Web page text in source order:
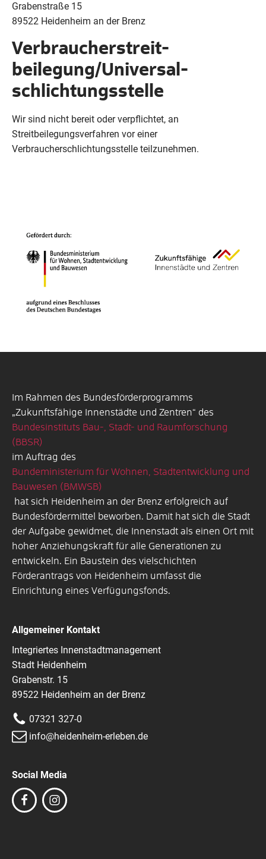
Grabenstraße 15
89522 Heidenheim an der Brenz
Verbraucher­streit­
beilegung/Universal­
schlichtungs­stelle
Wir sind nicht bereit oder verpflichtet, an
Streitbeilegungsverfahren vor einer
Verbraucherschlichtungsstelle teilzunehmen.
Im Rahmen des Bundesförderprogramms
„Zukunftsfähige Innenstädte und Zentren“ des
Bundesinstituts Bau-, Stadt- und Raumforschung
(BBSR)
im Auftrag des
Bundeministerium für Wohnen, Stadtentwicklung und
Bauwesen (BMWSB)
hat sich Heidenheim an der Brenz erfolgreich auf
Bundesfördermittel beworben. Damit hat sich die Stadt
der Aufgabe gewidmet, die Innenstadt als einen Ort mit
hoher Anziehungskraft für alle Generationen zu
entwickeln. Ein Baustein des vielschichten
Förderantrags von Heidenheim umfasst die
Einrichtung eines Verfügungsfonds.
Allgemeiner Kontakt
Integriertes Innenstadtmanagement
Stadt Heidenheim
Grabenstr. 15
89522 Heidenheim an der Brenz
07321 327-0
info@heidenheim-erleben.de
Social Media